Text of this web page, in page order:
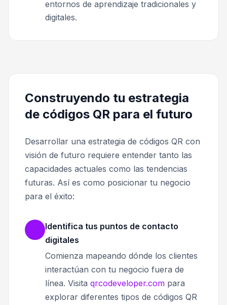
entornos de aprendizaje tradicionales y
digitales.
Construyendo tu estrategia
de códigos QR para el futuro
Desarrollar una estrategia de códigos QR con
visión de futuro requiere entender tanto las
capacidades actuales como las tendencias
futuras. Así es como posicionar tu negocio
para el éxito:
Identifica tus puntos de contacto
digitales
Comienza mapeando dónde los clientes
interactúan con tu negocio fuera de
línea. Visita qrcodeveloper.com para
explorar diferentes tipos de códigos QR